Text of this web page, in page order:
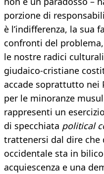
porzione di
è l’indifferenza, la sua
confronti del
le nostre radici
giudaico-cristiane
accade soprattutto nei
per le minoranze
rappresenti un
di specchiata political
trattenersi dal dire che
occidentale sta in
acquiescenza e una